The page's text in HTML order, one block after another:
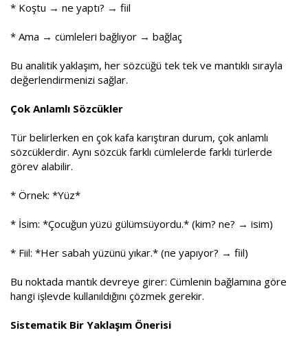
* Koştu → ne yaptı? → fiil
* Ama → cümleleri bağlıyor → bağlaç
Bu analitik yaklaşım, her sözcüğü tek tek ve mantıklı sırayla
değerlendirmenizi sağlar.
Çok Anlamlı Sözcükler
Tür belirlerken en çok kafa karıştıran durum, çok anlamlı
sözcüklerdir. Aynı sözcük farklı cümlelerde farklı türlerde
görev alabilir.
* Örnek: *Yüz*
* İsim: *Çocuğun yüzü gülümsüyordu.* (kim? ne? → isim)
* Fiil: *Her sabah yüzünü yıkar.* (ne yapıyor? → fiil)
Bu noktada mantık devreye girer: Cümlenin bağlamına göre
hangi işlevde kullanıldığını çözmek gerekir.
Sistematik Bir Yaklaşım Önerisi